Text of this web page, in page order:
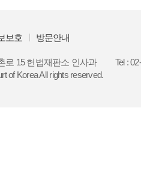
보호 방문안내
로 15 헌법재판소 인사과
Tel :
of Korea All rights reserved.